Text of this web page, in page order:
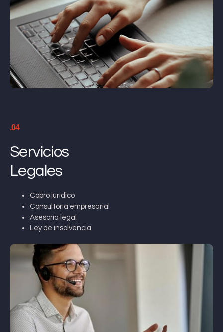
.04
Servicios
Legales
Cobro jurídico
Consultoría empresarial
Asesoría legal
Ley de insolvencia